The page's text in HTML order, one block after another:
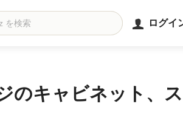
ログイ
のキャビネット、